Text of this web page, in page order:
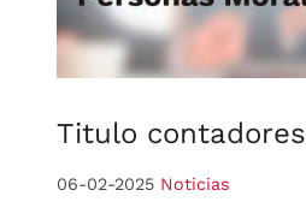
Titulo contadores
06-02-2025 Noticias